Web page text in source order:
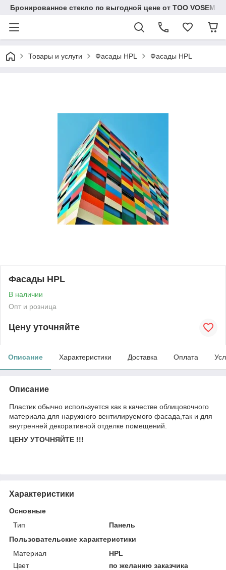
Бронированное стекло по выгодной цене от ТОО VOSEM
Товары и услуги Фасады HPL Фасады HPL
Фасады HPL
В наличии
Опт и розница
Цену уточняйте
Описание Характеристики Доставка Оплата
Описание
Пластик обычно используется как в качестве облицовочного
материала для наружного вентилируемого фасада,так и для
внутренней декоративной отделке помещений.
ЦЕНУ УТОЧНЯЙТЕ !!!
Характеристики
Основные
Тип
Панель
Пользовательские характеристики
Материал
HPL
Цвет
по желанию заказчика